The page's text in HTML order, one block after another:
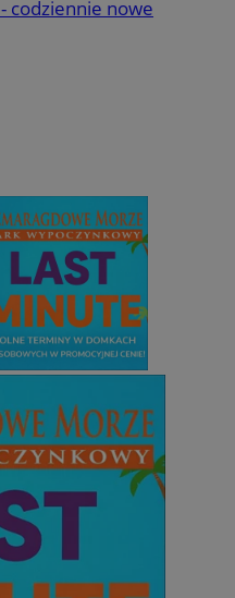
codziennie nowe
korzystanie z podstawowych
użytkownika i zarządzanie
mojetychy.pl
mojetychy.pl
CookieScript
4 tygodnie 2